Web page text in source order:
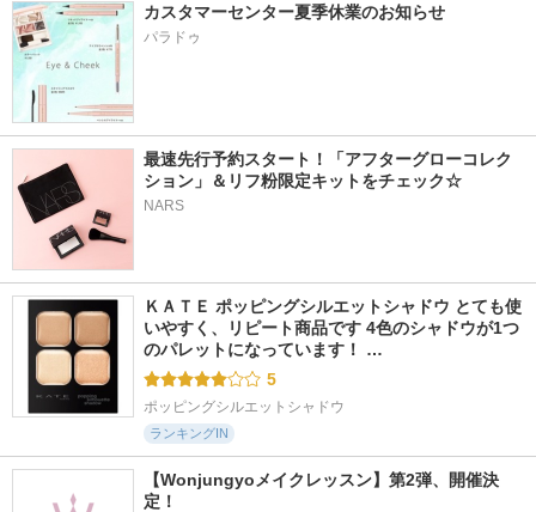
カスタマーセンター夏季休業のお知らせ
パラドゥ
最速先行予約スタート！「アフターグローコレク
ション」＆リフ粉限定キットをチェック☆
NARS
ＫＡＴＥ ポッピングシルエットシャドウ とても使
いやすく、リピート商品です 4色のシャドウが1つ
のパレットになっています！ …
5
ポッピングシルエットシャドウ
ランキングIN
【Wonjungyoメイクレッスン】第2弾、開催決
定！